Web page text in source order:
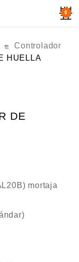
0
Controlador
HUELLA
DE
mortaja